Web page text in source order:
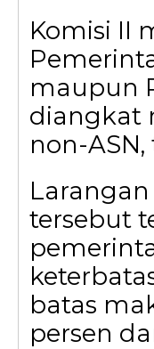
Komisi II
maupun
diangkat
non-
tersebut
batas
persen